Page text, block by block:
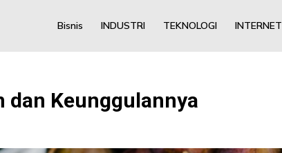
Bisnis INDUSTRI TEKNOLOGI INTERNET
dan Keunggulannya